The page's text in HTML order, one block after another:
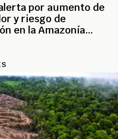
por aumento de
y riesgo de
en la Amazonía